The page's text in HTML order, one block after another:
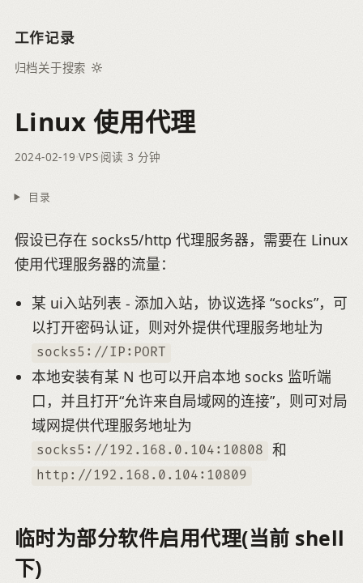
工作记录
归档关于搜索
Linux 使用代理
2024-02-19 VPS阅读 3 分钟
目录
假设已存在 socks5/http 代理服务器，需要在 Linux
使用代理服务器的流量：
某 ui入站列表 - 添加入站，协议选择 “socks”，可
以打开密码认证，则对外提供代理服务地址为
socks5://IP:PORT
本地安装有某 N 也可以开启本地 socks 监听端
口，并且打开“允许来自局域网的连接”，则可对局
域网提供代理服务地址为
socks5://192.168.0.104:10808 和
http://192.168.0.104:10809
临时为部分软件启用代理(当前 shell
下)